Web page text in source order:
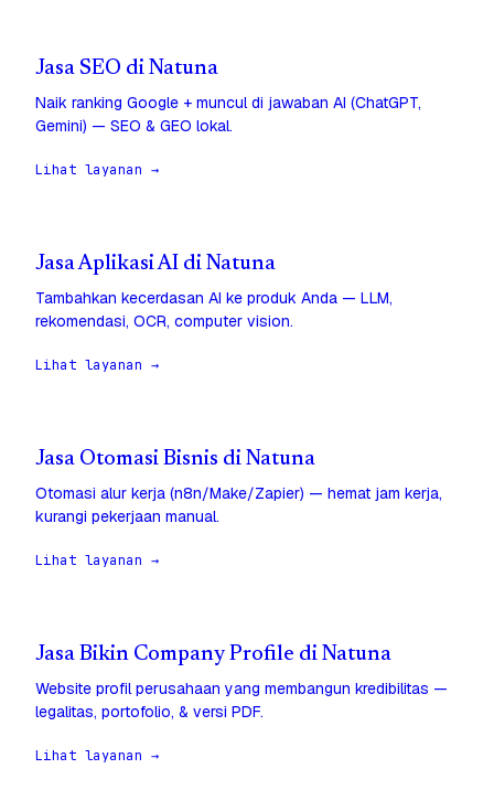
Jasa SEO di Natuna
Naik ranking Google + muncul di jawaban AI (ChatGPT,
Gemini) — SEO & GEO lokal.
Lihat layanan →
Jasa Aplikasi AI di Natuna
Tambahkan kecerdasan AI ke produk Anda — LLM,
rekomendasi, OCR, computer vision.
Lihat layanan →
Jasa Otomasi Bisnis di Natuna
Otomasi alur kerja (n8n/Make/Zapier) — hemat jam kerja,
kurangi pekerjaan manual.
Lihat layanan →
Jasa Bikin Company Profile di Natuna
Website profil perusahaan yang membangun kredibilitas —
legalitas, portofolio, & versi PDF.
Lihat layanan →